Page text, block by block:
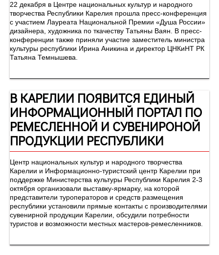
22 декабря в Центре национальных культур и народного
творчества Республики Карелия прошла пресс-конференция
с участием Лауреата Национальной Премии «Душа России»
дизайнера, художника по ткачеству Татьяны Ваян. В пресс-
конференции также приняли участие заместитель министра
культуры республики Ирина Аникина и директор ЦНКиНТ РК
Татьяна Темнышева.
В КАРЕЛИИ ПОЯВИТСЯ ЕДИНЫЙ
ИНФОРМАЦИОННЫЙ ПОРТАЛ ПО
РЕМЕСЛЕННОЙ И СУВЕНИРОНОЙ
ПРОДУКЦИИ РЕСПУБЛИКИ
Центр национальных культур и народного творчества
Карелии и Информационно-туристский центр Карелии при
поддержке Министерства культуры Республики Карелия 2-3
октября организовали выставку-ярмарку, на которой
представители туроператоров и средств размещения
республики установили прямые контакты с производителями
сувенирной продукции Карелии, обсудили потребности
туристов и возможности местных мастеров-ремесленников.